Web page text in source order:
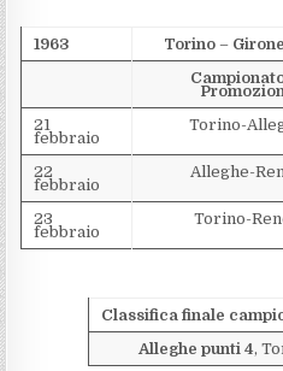
1963 Torino–
21
febbraio
Torino-
22
febbraio
Alleghe-
23
febbraio
Torino-
Classifica finale
Alleghe punti 4,